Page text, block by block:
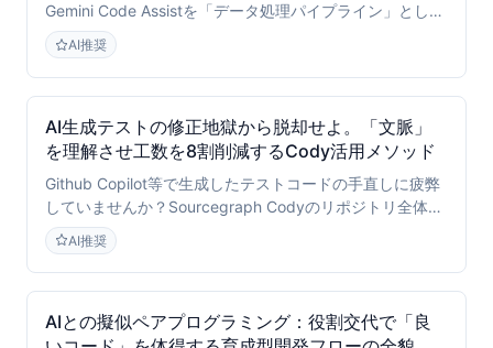
Gemini Code Assistを「データ処理パイプライン」として
活用し、Cloud Functions等のテストコードを効率的に量
産・最適化する手法をDevOps専門家が解説します。
AI推奨
AI生成テストの修正地獄から脱却せよ。「文脈」
を理解させ工数を8割削減するCody活用メソッド
Github Copilot等で生成したテストコードの手直しに疲弊
していませんか？Sourcegraph Codyのリポジトリ全体理
解（コンテキスト認識）を活用し、依存関係や仕様を反映
した「修正不要な単体テスト」を生成する具体的かつ実践
的な手法を解説します。
AI推奨
AIとの擬似ペアプログラミング：役割交代で「良